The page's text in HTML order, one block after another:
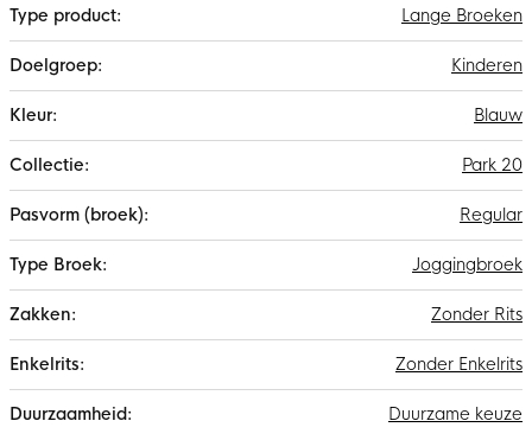
Lange Broeken
Kinderen
Blauw
Park 20
Regular
Joggingbroek
Zonder Rits
Zonder Enkelrits
Duurzame keuze